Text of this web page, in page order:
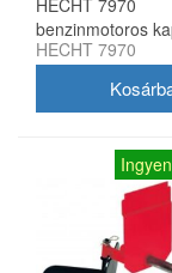
benzinmotoros
110 cm
HECHT 7970